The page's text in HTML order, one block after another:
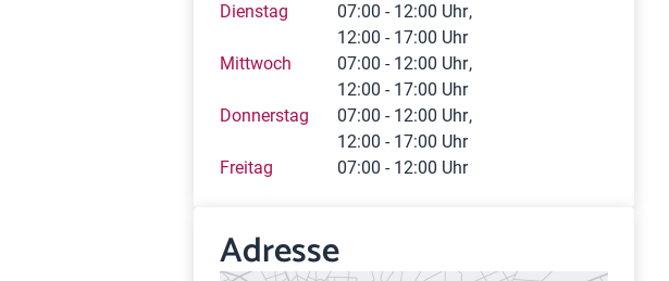
Dienstag
07:00 - 12:00 Uhr
12:00 - 17:00 Uhr
Mittwoch
07:00 - 12:00 Uhr
12:00 - 17:00 Uhr
Donnerstag
07:00 - 12:00 Uhr
12:00 - 17:00 Uhr
Freitag
07:00 - 12:00 Uhr
Adresse